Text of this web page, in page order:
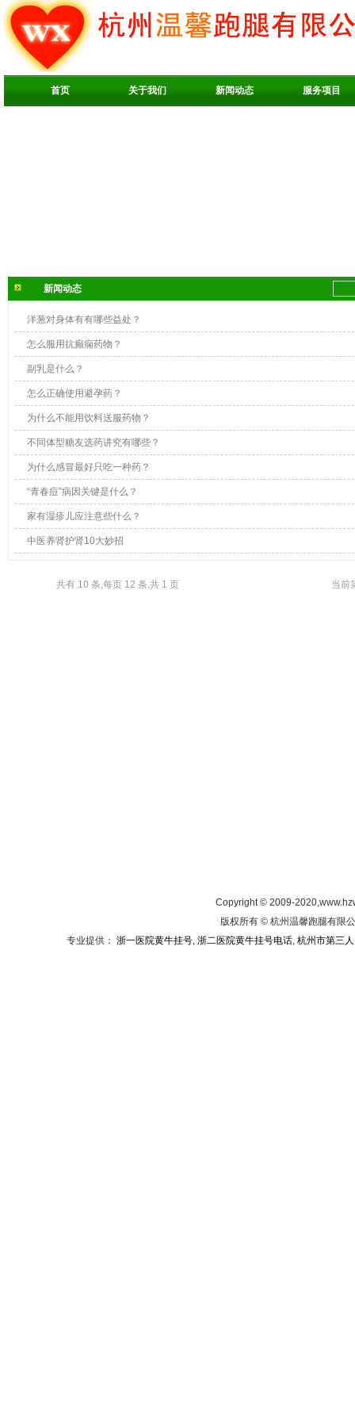
首页 关于我们 新闻动态 服务项目
新闻动态
洋葱对身体有有哪些益处？
怎么服用抗癫痫药物？
副乳是什么？
怎么正确使用避孕药？
为什么不能用饮料送服药物？
不同体型糖友选药讲究有哪些？
为什么感冒最好只吃一种药？
“青春痘”病因关键是什么？
家有湿疹儿应注意些什么？
中医养肾护肾10大妙招
共有 10 条,每页 12 条,共 1 页 当前第 1 页 首
Copyright © 2009-
版权所有 © 杭州温馨跑腿有限
专业提供： 浙一医院黄牛挂号, 浙二医院黄牛挂号电话, 杭州市第三